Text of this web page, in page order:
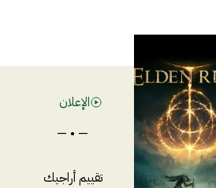
الإعلان
— • —
تقييم أراجيك